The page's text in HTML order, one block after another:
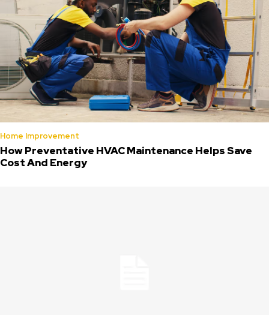
Home Improvement
How Preventative HVAC Maintenance Helps Save
Cost And Energy